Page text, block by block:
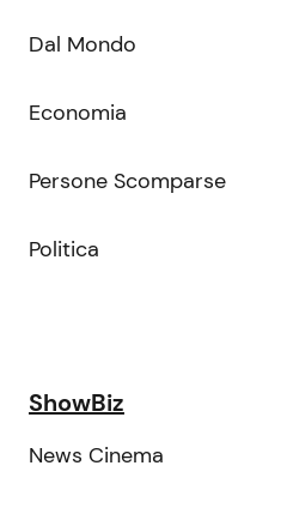
Dal Mondo
Economia
Persone Scomparse
Politica
ShowBiz
News Cinema